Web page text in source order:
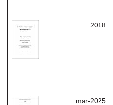
2018
mar-2025